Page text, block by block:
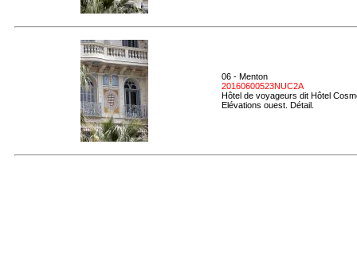
06 - Menton
20160600523NUC2A
Hôtel de voyageurs dit Hôtel
Elévations ouest. Détail.